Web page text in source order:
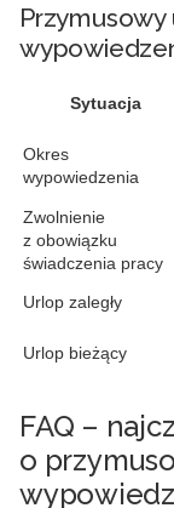
Sytuacja
Okres
wypowiedzenia
Zwolnienie
z obowiązku
świadczenia pracy
Urlop zaległy
Urlop bieżący
FAQ –
o